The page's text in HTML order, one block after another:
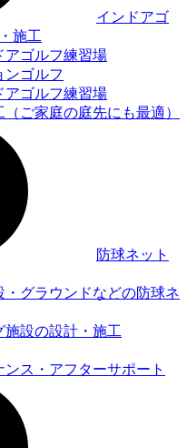
インドアゴ
施工
アゴルフ練習場
ンゴルフ
アゴルフ練習場
ご家庭の庭先にも最適）
防球ネット
グラウンドなどの防球ネ
施設の設計・施工
ス・アフターサポート